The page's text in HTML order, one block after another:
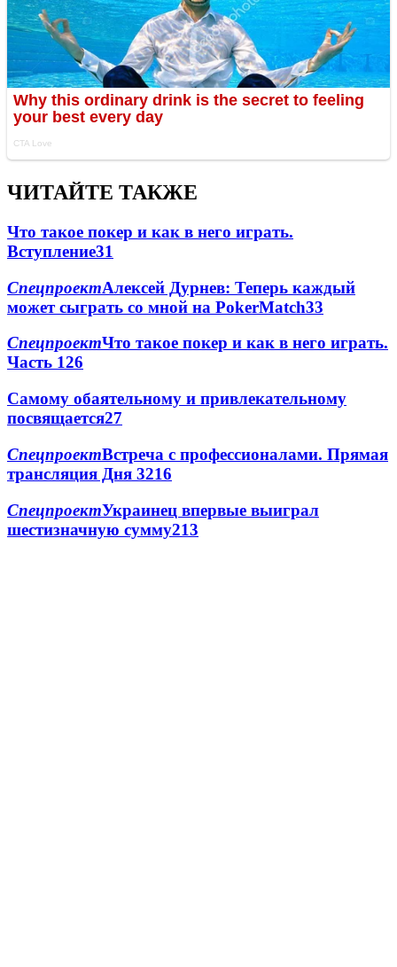
ЧИТАЙТЕ ТАКЖЕ
Что такое покер и как в него играть.
Вступление31
СпецпроектАлексей Дурнев: Теперь каждый
может сыграть со мной на PokerMatch33
СпецпроектЧто такое покер и как в него играть.
Часть 126
Самому обаятельному и привлекательному
посвящается27
СпецпроектВстреча с профессионалами. Прямая
трансляция Дня 3216
СпецпроектУкраинец впервые выиграл
шестизначную сумму213